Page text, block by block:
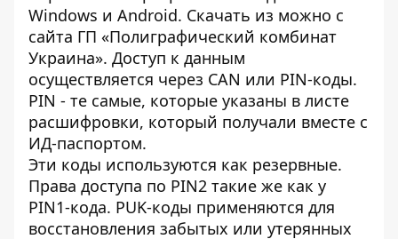
Windows и Android. Скачать из можно с
сайта ГП «Полиграфический комбинат
Украина». Доступ к данным
осуществляется через CAN или PIN-коды.
PIN - те самые, которые указаны в листе
расшифровки, который получали вместе с
ИД-паспортом.
Эти коды используются как резервные.
Права доступа по PIN2 такие же как у
PIN1-кода. PUK-коды применяются для
восстановления забытых или утерянных